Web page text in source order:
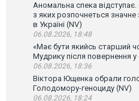
Аномальна спека
з яких розпочнеться
в Україні (NV)
06.08.2026, 18:48
«Має бути якийсь старший
Мудрику після повернення
06.08.2026, 18:36
Віктора Ющенка обрали
Голодомору-геноциду (NV)
06.08.2026, 18:24